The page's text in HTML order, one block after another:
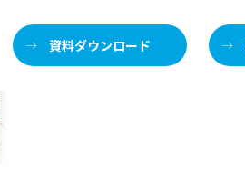
資料ダウンロード